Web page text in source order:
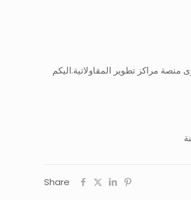
مراكز تطوير المقاولاتية.اليكم
Share